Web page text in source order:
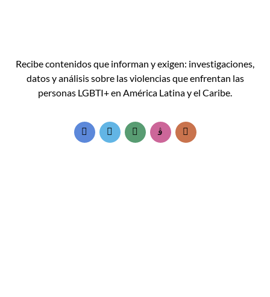
Recibe contenidos que informan y exigen: investigaciones,
datos y análisis sobre las violencias que enfrentan las
personas LGBTI+ en América Latina y el Caribe.